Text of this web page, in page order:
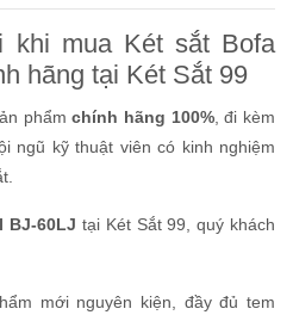
khi mua Két sắt Bofa
hãng tại Két Sắt 99
phẩmchính hãng 100%, đi kèm
ngũ kỹ thuật viên có kinh nghiệm
BJ-60LJ tại Két Sắt 99, quý khách
mới nguyên kiện, đầy đủ tem